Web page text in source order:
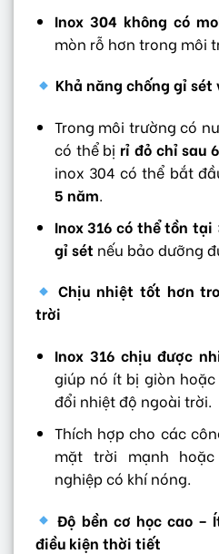
Inox 304 không có
mòn rỗ hơn trong môi
Khả năng chống gỉ
Trong môi trường có
có thể bị rỉ đỏ chỉ sau
inox 304 có thể bắt
5 năm.
Inox 316 có thể tồn
gỉ sét nếu bảo dưỡng
Chịu nhiệt tốt hơn
trời
Inox 316 chịu được
giúp nó ít bị giòn
đổi nhiệt độ ngoài trời.
Thích hợp cho các
mặt trời mạnh
nghiệp có khí nóng.
Độ bền cơ học cao –
điều kiện thời tiết